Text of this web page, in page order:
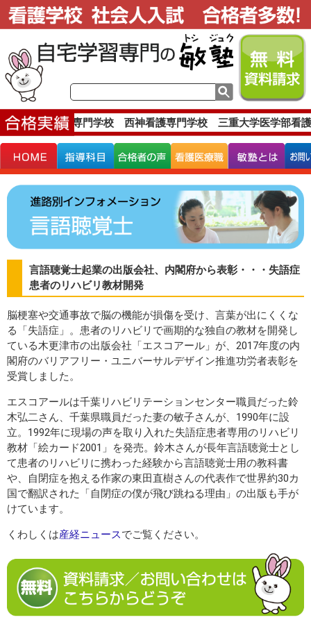
西日本看護専門学校 西神看護専門学校 三重大学医学部看
言語聴覚士起業の出版会社、内閣府から表彰・・・失語症
患者のリハビリ教材開発
脳梗塞や交通事故で脳の機能が損傷を受け、言葉が出にくくな
る「失語症」。患者のリハビリで画期的な独自の教材を開発し
ている木更津市の出版会社「エスコアール」が、2017年度の内
閣府のバリアフリー・ユニバーサルデザイン推進功労者表彰を
受賞しました。
エスコアールは千葉リハビリテーションセンター職員だった鈴
木弘二さん、千葉県職員だった妻の敏子さんが、1990年に設
立。1992年に現場の声を取り入れた失語症患者専用のリハビリ
教材「絵カード2001」を発売。鈴木さんが長年言語聴覚士とし
て患者のリハビリに携わった経験から言語聴覚士用の教科書
や、自閉症を抱える作家の東田直樹さんの代表作で世界約30カ
国で翻訳された「自閉症の僕が飛び跳ねる理由」の出版も手が
けています。
くわしくは産経ニュースでご覧ください。